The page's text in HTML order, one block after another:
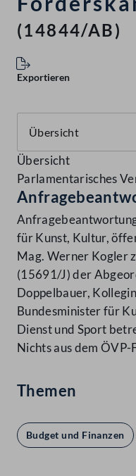
(14844/AB)
Exportieren
Übersicht
Parlamentarisches
für Kunst, Kultur,
Mag. Werner Kogler
(15691/J) der
Doppelbauer,
Bundesminister für
Dienst und Sport
Nichts aus dem
Themen
Budget und Finanzen